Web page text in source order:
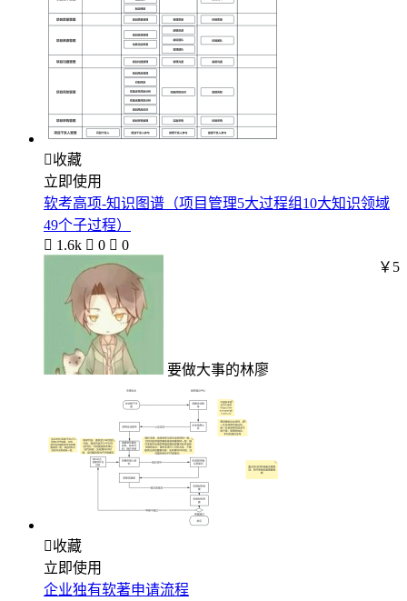
收藏
立即使用
软考高项-知识图谱（项目管理5大过程组10大知识领域
49个子过程）
 1.6k  0  0
要做大事的林廖
￥5
收藏
立即使用
企业独有软著申请流程